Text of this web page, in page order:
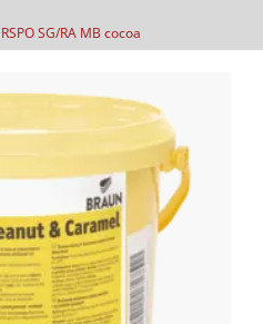
SG/RA MB cocoa